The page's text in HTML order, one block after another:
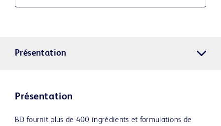
Présentation
Présentation
BD fournit plus de 400 ingrédients et formulations de